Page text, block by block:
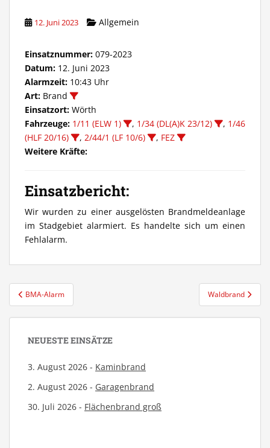
12. Juni 2023 Allgemein
Einsatznummer: 079-2023
Datum: 12. Juni 2023
Alarmzeit: 10:43 Uhr
Art: Brand
Einsatzort: Wörth
Fahrzeuge: 1/11 (ELW 1) , 1/34 (DL(A)K 23/12) , 1/46
(HLF 20/16)
, 2/44/1 (LF 10/6) , FEZ
Weitere Kräfte:
Einsatzbericht:
Wir wurden zu einer ausgelösten Brandmeldeanlage
im Stadgebiet alarmiert. Es handelte sich um einen
Fehlalarm.
Beitragsnavigation
BMA-Alarm Waldbrand
NEUESTE EINSÄTZE
3. August 2026 - Kaminbrand
2. August 2026 - Garagenbrand
30. Juli 2026 - Flächenbrand groß